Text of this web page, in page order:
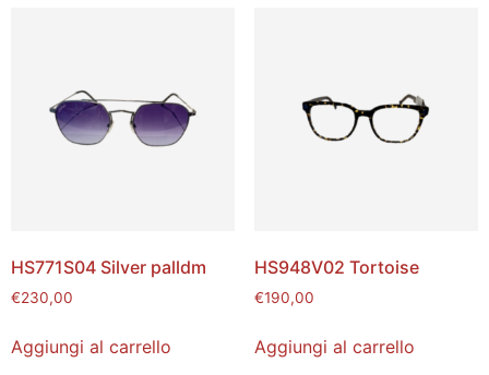
HS771S04 Silver palldm
€230,00
Aggiungi al carrello
HS948V02 Tortoise
€190,00
Aggiungi al carrello